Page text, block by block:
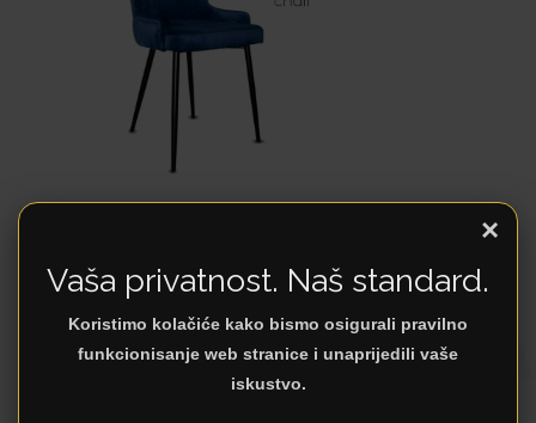
HELLA
HELLA
Trpezarijske stolice
×
Vaša privatnost. Naš standard.
Koristimo kolačiće kako bismo osigurali pravilno
funkcionisanje web stranice i unaprijedili vaše
iskustvo.